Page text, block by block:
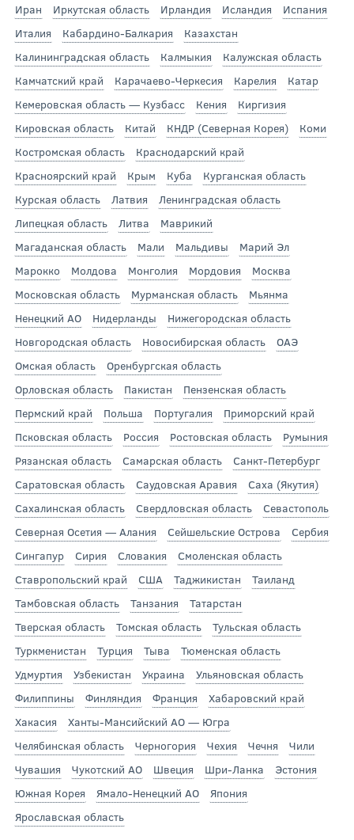
Иран
Иркутская область Ирландия Исландия
Испания
Италия
Кабардино-Балкария
Казахстан
Калининградская область
Калмыкия
Калужская область
Камчатский край
Карачаево-Черкесия Карелия
Катар
Кемеровская область — Кузбасс
Кения
Киргизия
Кировская область
Китай КНДР (Северная Корея)
Коми
Костромская область
Краснодарский край
Красноярский край
Крым Куба
Курганская область
Курская область
Латвия
Ленинградская область
Липецкая область
Литва
Маврикий
Магаданская область
Мали Мальдивы
Марий Эл
Марокко
Молдова Монголия Мордовия
Москва
Московская область
Мурманская область
Мьянма
Ненецкий АО
Нидерланды
Нижегородская область
Новгородская область
Новосибирская область
ОАЭ
Омская область
Оренбургская область
Орловская область
Пакистан
Пензенская область
Пермский край
Польша Португалия
Приморский край
Псковская область
Россия Ростовская область
Румыния
Рязанская область
Самарская область
Санкт-Петербург
Саратовская область
Саудовская Аравия
Саха (Якутия)
Сахалинская область
Свердловская область
Севастополь
Северная Осетия — Алания
Сейшельские Острова
Сербия
Сингапур
Сирия Словакия
Смоленская область
Ставропольский край
США Таджикистан
Таиланд
Тамбовская область
Танзания
Татарстан
Тверская область
Томская область
Тульская область
Туркменистан
Турция Тыва
Тюменская область
Удмуртия
Узбекистан Украина
Ульяновская область
Филиппины
Финляндия Франция
Хабаровский край
Хакасия
Ханты-Мансийский АО — Югра
Челябинская область
Черногория Чехия Чечня
Чили
Чувашия
Чукотский АО Швеция Шри-Ланка
Эстония
Южная Корея
Ямало-Ненецкий АО
Япония
Ярославская область